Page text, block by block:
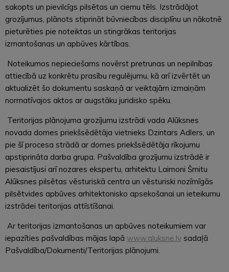
sakopts un pievilcīgs pilsētas un ciemu tēls. Izstrādājot
grozījumus, plānots stiprināt būvniecības disciplīnu un nākotnē
pieturēties pie noteiktas un stingrākas teritorijas
izmantošanas un apbūves kārtības.
Noteikumos nepieciešams novērst pretrunas un nepilnības
attiecībā uz konkrētu prasību regulējumu, kā arī izvērtēt un
aktualizēt šo dokumentu saskaņā ar veiktajām izmaiņām
normatīvajos aktos ar augstāku juridisko spēku.
Teritorijas plānojuma grozījumu izstrādi vada Alūksnes
novada domes priekšsēdētāja vietnieks Dzintars Adlers, un
pie šī procesa strādā ar domes priekšsēdētāja rīkojumu
apstiprināta darba grupa. Pašvaldība grozījumu izstrādē ir
piesaistījusi arī nozares ekspertu, arhitektu Laimoni Šmitu
Alūksnes pilsētas vēsturiskā centra un vēsturiski nozīmīgās
pilsētvides apbūves arhitektonisko apsekošanai un ieteikumu
izstrādei teritorijas attīstīšanai.
Ar teritorijas izmantošanas un apbūves noteikumiem var
iepazīties pašvaldības mājas lapā www.aluksne.lv sadaļā
Pašvaldība/Dokumenti/Teritorijas plānojumi.